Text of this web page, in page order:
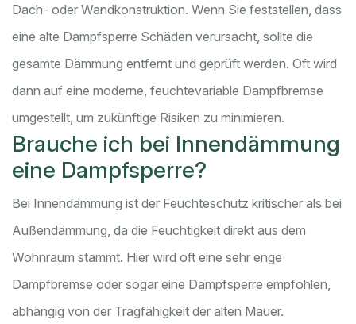
Dach- oder Wandkonstruktion. Wenn Sie feststellen, dass
eine alte Dampfsperre Schäden verursacht, sollte die
gesamte Dämmung entfernt und geprüft werden. Oft wird
dann auf eine moderne, feuchtevariable Dampfbremse
umgestellt, um zukünftige Risiken zu minimieren.
Brauche ich bei Innendämmung
eine Dampfsperre?
Bei Innendämmung ist der Feuchteschutz kritischer als bei
Außendämmung, da die Feuchtigkeit direkt aus dem
Wohnraum stammt. Hier wird oft eine sehr enge
Dampfbremse oder sogar eine Dampfsperre empfohlen,
abhängig von der Tragfähigkeit der alten Mauer.